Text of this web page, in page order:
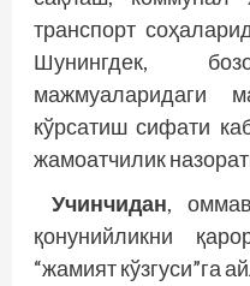
транспорт
Шунингдек,
мажмуаларидаги
кўрсатиш сифати
жамоатчилик
Учинчидан,
қонунийликни
“жамият кўзгуси”га